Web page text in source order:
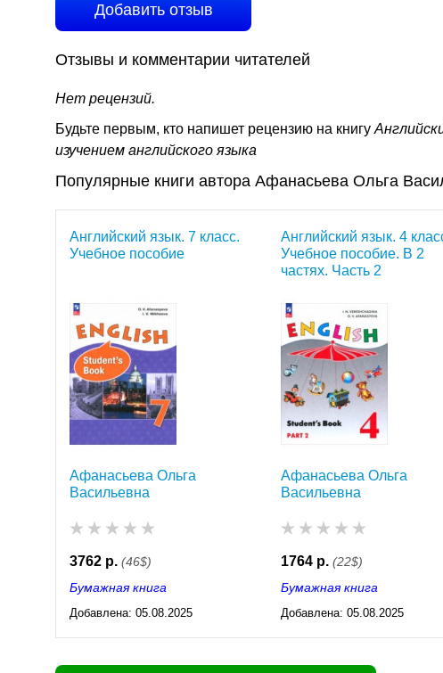
Добавить отзыв
Отзывы и комментарии читателей
Нет рецензий.
Будьте первым, кто напишет рецензию на книгу
изучением английского языка
Популярные книги автора Афанасьева Ольга
Английский язык. 7 класс.
Учебное пособие
Афанасьева Ольга
Васильевна
3762 р. (46$)
Бумажная книга
Добавлена: 05.08.2025
03:23
Английский язык. 4
Учебное пособие. В 2
частях. Часть 2
Афанасьева Ольга
Васильевна
1764 р. (22$)
Бумажная книга
Добавлена: 05.08.2025
03:23